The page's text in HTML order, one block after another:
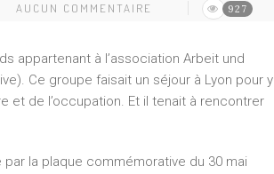
AUCUN COMMENTAIRE 927
appartenant à l’association Arbeit und
Ce groupe faisait un séjour à Lyon pour y
et de l’occupation. Et il tenait à rencontrer
la plaque commémorative du 30 mai